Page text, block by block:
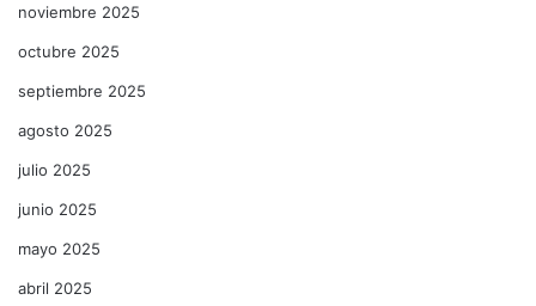
noviembre 2025
octubre 2025
septiembre 2025
agosto 2025
julio 2025
junio 2025
mayo 2025
abril 2025